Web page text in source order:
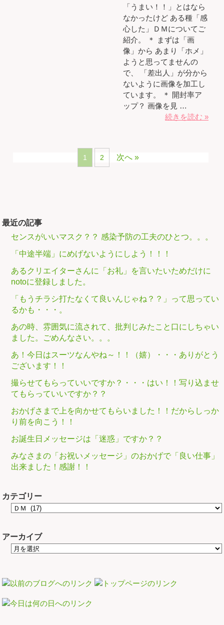
「うまい！！」とはなら
なかったけど ある種「感
心した」ＤＭについてご
紹介。 ＊ まずは「画
像」から あまり「ホメ」
ようと思ってませんの
で、 「差出人」が分から
ないように画像を加工し
ています。 ＊ 開封率ア
ップ？ 画像を見 …
続きを読む »
1 2 次へ »
最近の記事
センスがいいマスク？？ 感染予防の工夫のひとつ。。。
「中途半端」にめげないようにしよう！！！
あるクリエイターさんに「お礼」を言いたいためだけに
notoに登録しました。
「もうチラシ打たなくて良いんじゃね？？」って思ってい
るかも・・・。
あの時、雰囲気に流されて、批判じみたこと口にしちゃい
ました。ごめんなさい。。。
あ！今日はスーツなんやね～！！（嬉）・・・ありがとう
ございます！！
撮らせてもらっていいですか？・・・はい！！写り込ませ
てもらっていいですか？？
おかげさまで上を向かせてもらいました！！だからしっか
り前を向こう！！
お誕生日メッセージは「迷惑」ですか？？
みなさまの「お祝いメッセージ」のおかげで「良い仕事」
出来ました！感謝！！
カテゴリー
アーカイブ